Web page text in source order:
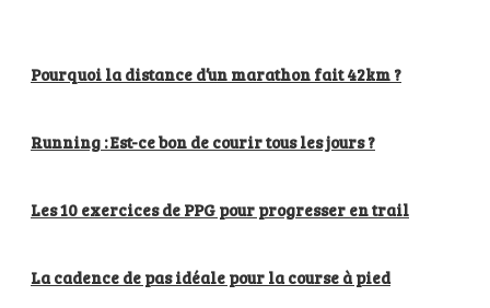
Pourquoi la distance d’un marathon fait 42km ?
Running : Est-ce bon de courir tous les jours ?
Les 10 exercices de PPG pour progresser en trail
La cadence de pas idéale pour la course à pied